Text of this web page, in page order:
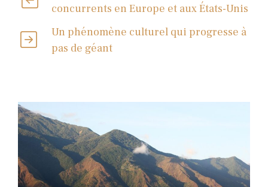
concurrents en Europe et aux États-Unis
Un phénomène culturel qui progresse à
pas de géant